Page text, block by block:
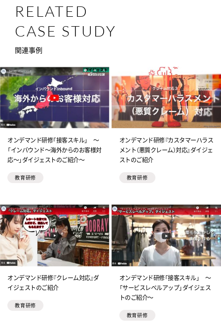
RELATED
CASE STUDY
関連事例
オンデマンド研修「接客スキル」 ～
「インバウンド～海外からのお客様対
応～」ダイジェストのご紹介～
教育研修
オンデマンド研修『カスタマーハラス
メント（悪質クレーム）対応』ダイジェ
ストのご紹介
教育研修
オンデマンド研修『クレーム対応』ダ
イジェストのご紹介
教育研修
オンデマンド研修「接客スキル」 ～
「サービスレベルアップ」ダイジェス
トのご紹介～
教育研修